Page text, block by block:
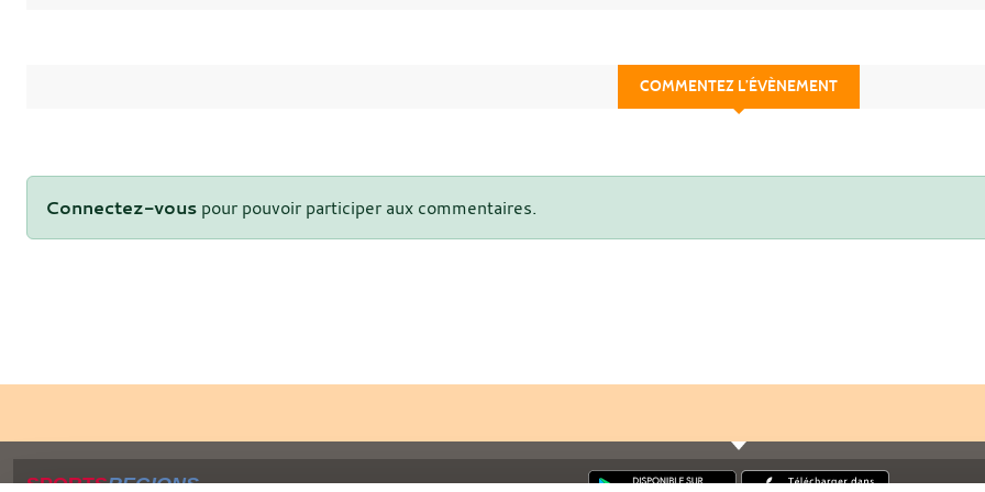
COMMENTEZ L’ÉVÈNEMENT
Connectez-vous pour pouvoir participer aux commentaires.
SPORTSREGIONS